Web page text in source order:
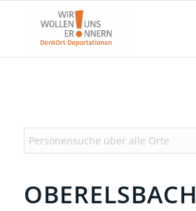
OBERELSBACH